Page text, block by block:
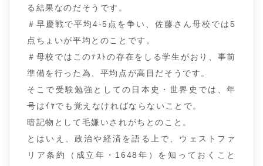
る結果なのだそうです。
＃早慶戦で平均4-5点を争い、佐藤さん母校では5
点ちょいが平均とのことです。
＃母校ではこのﾃｽﾄの存在をしる学生がおり、事前
準備を行った為、平均点が高目だそうです。
そこで受験勉強としての日本史・世界史では、年
号はｲﾔでも覚えなければならないことで。
暗記物として毛嫌いされがちとのこと。
とはいえ、政治や経済を語る上で、ウェストファ
リア条約（成立年・1648年）を知っておくこと